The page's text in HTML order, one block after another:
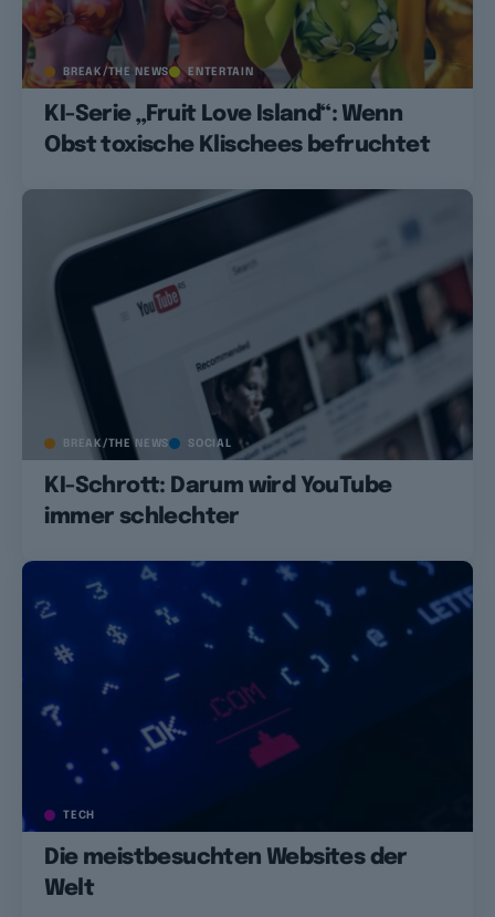
BREAK/THE NEWS ENTERTAIN
KI-Serie „Fruit Love Island“: Wenn
Obst toxische Klischees befruchtet
BREAK/THE NEWS SOCIAL
KI-Schrott: Darum wird YouTube
immer schlechter
TECH
Die meistbesuchten Websites der
Welt